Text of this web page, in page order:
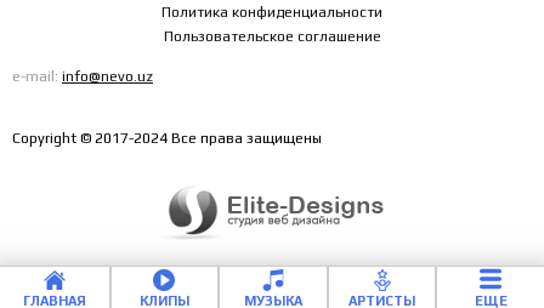
Политика конфиденциальности
Пользовательское соглашение
e-mail: info@nevo.uz
Copyright © 2017-2024 Все права защищены
ГЛАВНАЯ КЛИПЫ МУЗЫКА АРТИСТЫ ЕЩЕ
Shahnozaxon 03:45
Shahnozaxon
by Xurshidbek